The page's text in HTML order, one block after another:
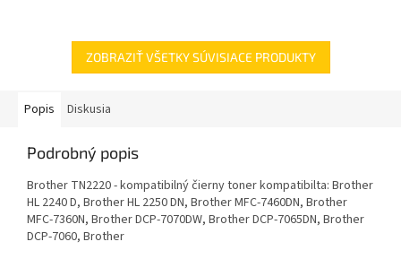
ZOBRAZIŤ VŠETKY SÚVISIACE PRODUKTY
Popis Diskusia
Podrobný popis
Brother TN2220 - kompatibilný čierny toner kompatibilta: Brother
HL 2240 D, Brother HL 2250 DN, Brother MFC-7460DN, Brother
MFC-7360N, Brother DCP-7070DW, Brother DCP-7065DN, Brother
DCP-7060, Brother